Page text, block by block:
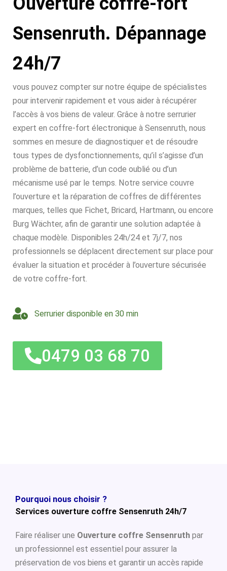
Sensenruth. Dépannage
24h/7
vous pouvez compter sur notre équipe de spécialistes
pour intervenir rapidement et vous aider à récupérer
l’accès à vos biens de valeur. Grâce à notre serrurier
expert en coffre-fort électronique à Sensenruth, nous
sommes en mesure de diagnostiquer et de résoudre
tous types de dysfonctionnements, qu’il s’agisse d’un
problème de batterie, d’un code oublié ou d’un
mécanisme usé par le temps. Notre service couvre
l’ouverture et la réparation de coffres de différentes
marques, telles que Fichet, Bricard, Hartmann, ou encore
Burg Wächter, afin de garantir une solution adaptée à
chaque modèle. Disponibles 24h/24 et 7j/7, nos
professionnels se déplacent directement sur place pour
évaluer la situation et procéder à l’ouverture sécurisée
de votre coffre-fort.
Serrurier disponible en 30 min
0479 03 68 70
Pourquoi nous choisir ?
Services ouverture coffre Sensenruth 24h/7
Faire réaliser une Ouverture coffre Sensenruth par
un professionnel est essentiel pour assurer la
préservation de vos biens et garantir un accès rapide